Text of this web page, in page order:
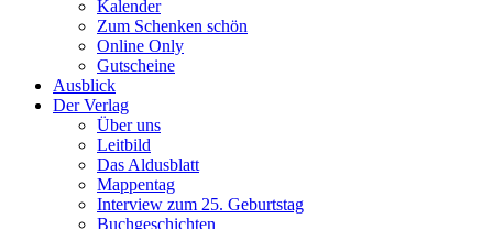
Kalender
Zum Schenken schön
Online Only
Gutscheine
Ausblick
Der Verlag
Über uns
Leitbild
Das Aldusblatt
Mappentag
Interview zum 25. Geburtstag
Buchgeschichten